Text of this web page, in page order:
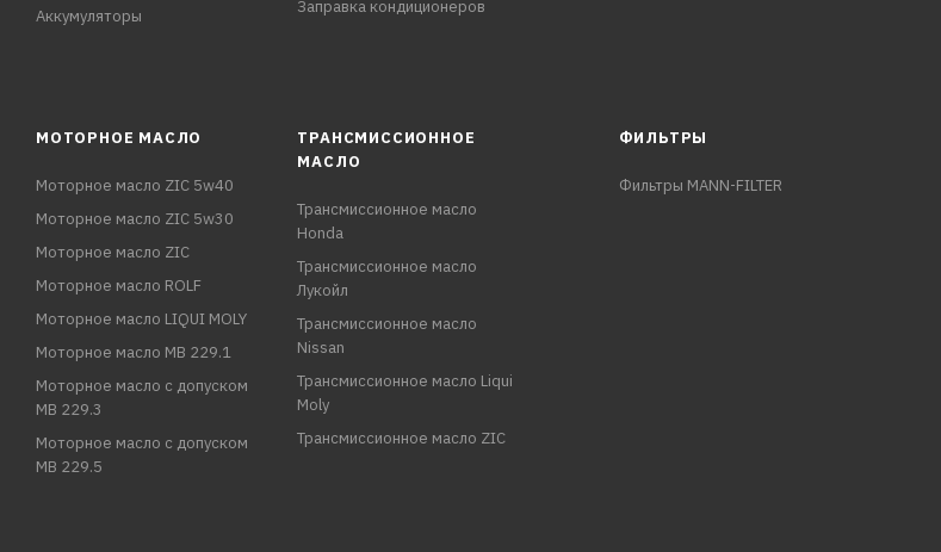
Аккумуляторы
Заправка кондиционеров
МОТОРНОЕ МАСЛО
Моторное масло ZIC 5w40
Моторное масло ZIC 5w30
Моторное масло ZIC
Моторное масло ROLF
Моторное масло LIQUI MOLY
Моторное масло MB 229.1
Моторное масло с допуском
MB 229.3
Моторное масло с допуском
MB 229.5
ТРАНСМИССИОННОЕ
МАСЛО
Трансмиссионное масло
Honda
Трансмиссионное масло
Лукойл
Трансмиссионное масло
Nissan
Трансмиссионное масло Liqui
Moly
Трансмиссионное масло ZIC
ФИЛЬТРЫ
Фильтры MANN-FILTER